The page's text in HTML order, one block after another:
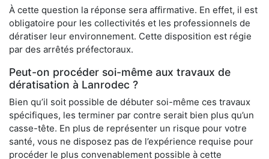
À cette question la réponse sera affirmative. En effet, il est
obligatoire pour les collectivités et les professionnels de
dératiser leur environnement. Cette disposition est régie
par des arrêtés préfectoraux.
Peut-on procéder soi-même aux travaux de
dératisation à Lanrodec ?
Bien qu’il soit possible de débuter soi-même ces travaux
spécifiques, les terminer par contre serait bien plus qu’un
casse-tête. En plus de représenter un risque pour votre
santé, vous ne disposez pas de l’expérience requise pour
procéder le plus convenablement possible à cette